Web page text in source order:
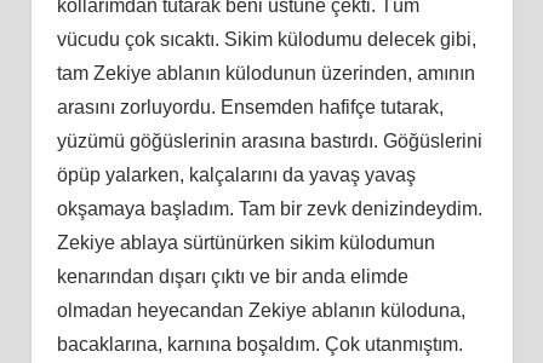
kollarımdan tutarak beni üstüne çekti. Tüm
vücudu çok sıcaktı. Sikim külodumu delecek gibi,
tam Zekiye ablanın külodunun üzerinden, amının
arasını zorluyordu. Ensemden hafifçe tutarak,
yüzümü göğüslerinin arasına bastırdı. Göğüslerini
öpüp yalarken, kalçalarını da yavaş yavaş
okşamaya başladım. Tam bir zevk denizindeydim.
Zekiye ablaya sürtünürken sikim külodumun
kenarından dışarı çıktı ve bir anda elimde
olmadan heyecandan Zekiye ablanın küloduna,
bacaklarına, karnına boşaldım. Çok utanmıştım.